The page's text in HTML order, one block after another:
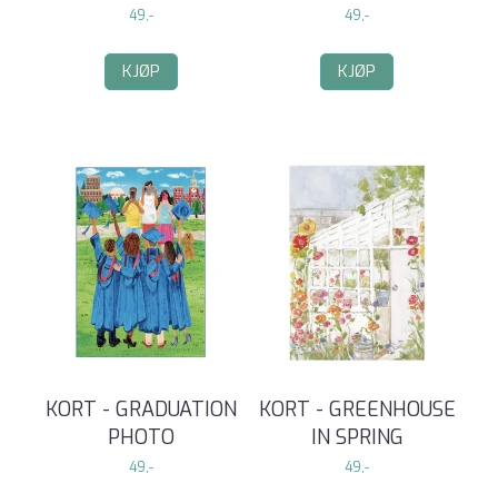
49,-
KJØP
49,-
KJØP
KORT - GRADUATION
PHOTO
49,-
KORT - GREENHOUSE
IN SPRING
49,-